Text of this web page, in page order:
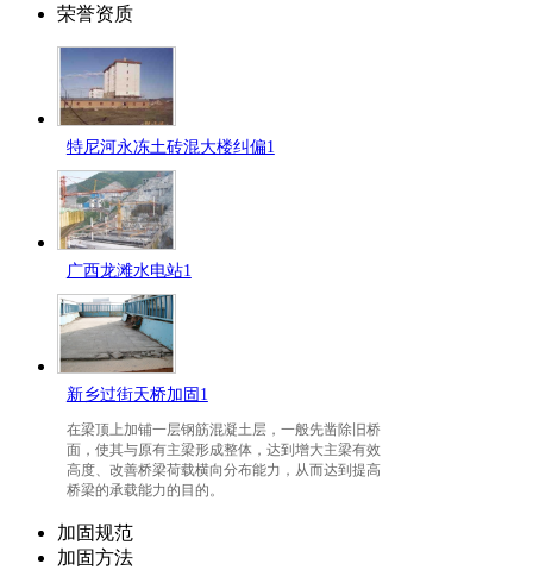
荣誉资质
特尼河永冻土砖混大楼纠偏1
广西龙滩水电站1
新乡过街天桥加固1
在梁顶上加铺一层钢筋混凝土层，一般先凿除旧桥
面，使其与原有主梁形成整体，达到增大主梁有效
高度、改善桥梁荷载横向分布能力，从而达到提高
桥梁的承载能力的目的。
加固规范
加固方法